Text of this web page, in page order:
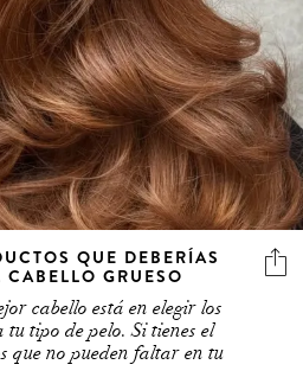
QUE DEBERÍAS
GRUESO
cabello está en elegir los
tipo de pelo. Si tienes el
que no pueden faltar en tu